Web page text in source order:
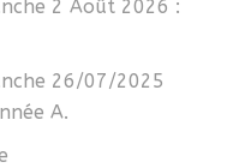
2 Août 2026 :
26/07/2025
A.